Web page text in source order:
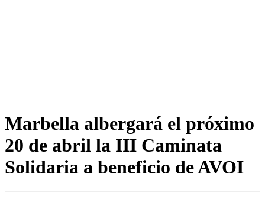
Marbella albergará el próximo
20 de abril la III Caminata
Solidaria a beneficio de AVOI